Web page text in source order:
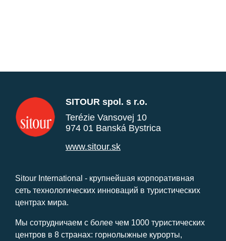
SITOUR spol. s r.o.
Terézie Vansovej 10
974 01 Banská Bystrica
www.sitour.sk
Sitour International - крупнейшая корпоративная
сеть технологических инноваций в туристических
центрах мира.
Мы сотрудничаем с более чем 1000 туристических
центров в 8 странах: горнолыжные курорты,